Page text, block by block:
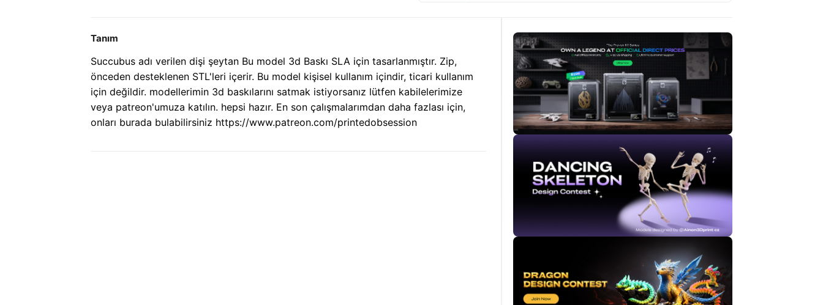
Tanım
Succubus adı verilen dişi şeytan Bu model 3d Baskı SLA için tasarlanmıştır. Zip,
önceden desteklenen STL'leri içerir. Bu model kişisel kullanım içindir, ticari kullanım
için değildir. modellerimin 3d baskılarını satmak istiyorsanız lütfen kabilelerimize
veya patreon'umuza katılın. hepsi hazır. En son çalışmalarımdan daha fazlası için,
onları burada bulabilirsiniz https://www.patreon.com/printedobsession